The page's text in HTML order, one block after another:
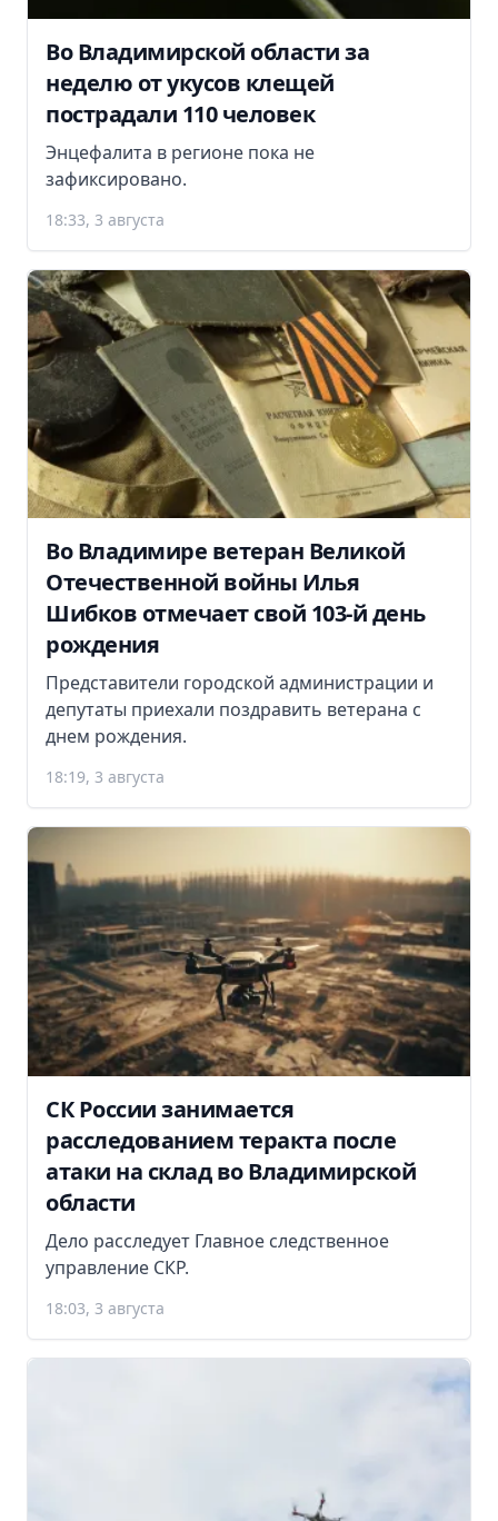
Во Владимирской области за
неделю от укусов клещей
пострадали 110 человек
Энцефалита в регионе пока не
зафиксировано.
18:33, 3 августа
Во Владимире ветеран Великой
Отечественной войны Илья
Шибков отмечает свой 103-й день
рождения
Представители городской администрации и
депутаты приехали поздравить ветерана с
днем рождения.
18:19, 3 августа
СК России занимается
расследованием теракта после
атаки на склад во Владимирской
области
Дело расследует Главное следственное
управление СКР.
18:03, 3 августа